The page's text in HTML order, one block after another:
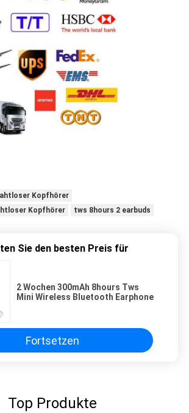
Kopfhörer
Kopfhörer
tws 8hours 2 earbuds
Sie den besten Preis für
2 Wochen 300mAh 8hours Tws
Mini Wireless Bluetooth Earphone
Fortsetzen
Top Produkte